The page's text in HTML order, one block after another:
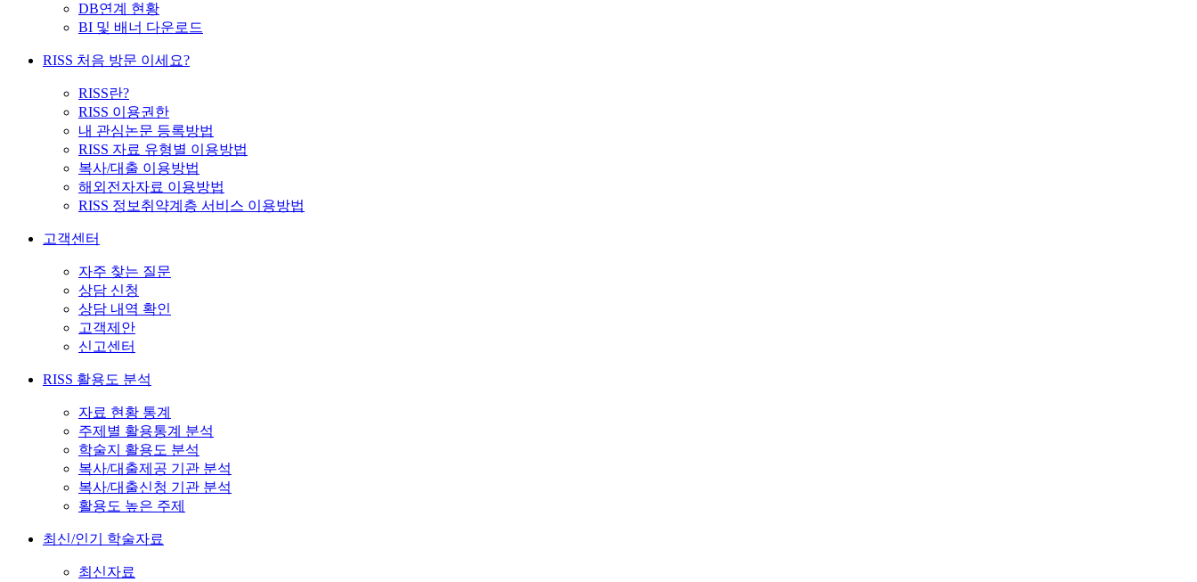
DB연계 현황
BI 및 배너 다운로드
RISS 처음 방문 이세요?
RISS란?
RISS 이용권한
내 관심논문 등록방법
RISS 자료 유형별 이용방법
복사/대출 이용방법
해외전자자료 이용방법
RISS 정보취약계층 서비스 이용방법
고객센터
자주 찾는 질문
상담 신청
상담 내역 확인
고객제안
신고센터
RISS 활용도 분석
자료 현황 통계
주제별 활용통계 분석
학술지 활용도 분석
복사/대출제공 기관 분석
복사/대출신청 기관 분석
활용도 높은 주제
최신/인기 학술자료
최신자료